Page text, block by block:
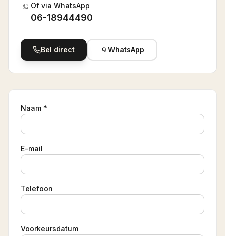
Of via WhatsApp
06-18944490
Bel direct WhatsApp
Naam *
E-mail
Telefoon
Voorkeursdatum